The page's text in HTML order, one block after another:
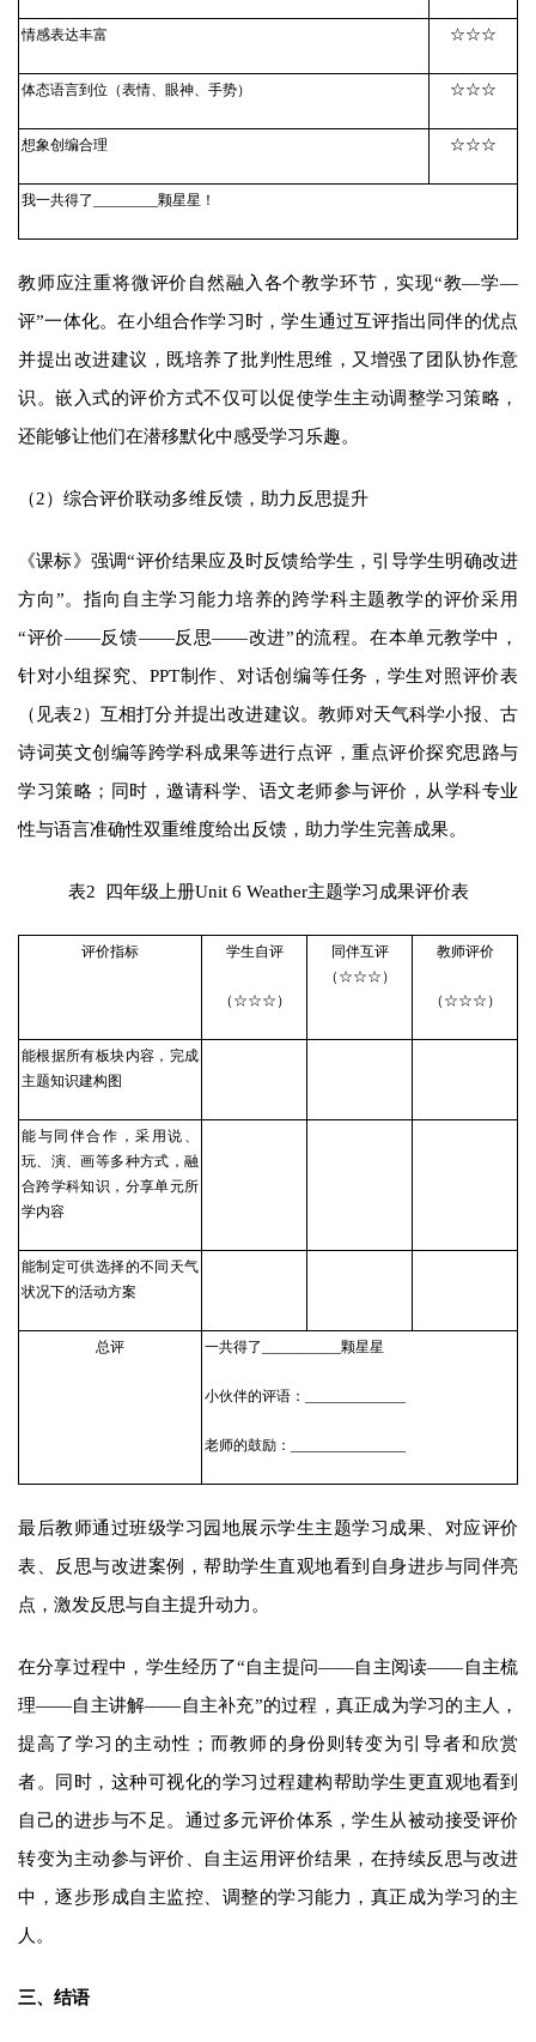
情感表达丰富 ☆☆☆
体态语言到位（表情、眼神、手势） ☆☆☆
想象创编合理 ☆☆☆
我一共得了_________颗星星！
教师应注重将微评价自然融入各个教学环节，实现“教—学—
评”一体化。在小组合作学习时，学生通过互评指出同伴的优点
并提出改进建议，既培养了批判性思维，又增强了团队协作意
识。嵌入式的评价方式不仅可以促使学生主动调整学习策略，
还能够让他们在潜移默化中感受学习乐趣。
（2）综合评价联动多维反馈，助力反思提升
《课标》强调“评价结果应及时反馈给学生，引导学生明确改进
方向”。指向自主学习能力培养的跨学科主题教学的评价采用
“评价——反馈——反思——改进”的流程。在本单元教学中，
针对小组探究、PPT制作、对话创编等任务，学生对照评价表
（见表2）互相打分并提出改进建议。教师对天气科学小报、古
诗词英文创编等跨学科成果等进行点评，重点评价探究思路与
学习策略；同时，邀请科学、语文老师参与评价，从学科专业
性与语言准确性双重维度给出反馈，助力学生完善成果。
表2 四年级上册Unit 6 Weather主题学习成果评价表
评价指标 学生自评
（☆☆☆）
同伴互评
（☆☆☆）
教师评价
（☆☆☆）
能根据所有板块内容，完成
主题知识建构图
能与同伴合作，采用说、
玩、演、画等多种方式，融
合跨学科知识，分享单元所
学内容
能制定可供选择的不同天气
状况下的活动方案
总评 一共得了___________颗星星
小伙伴的评语：______________
老师的鼓励：________________
最后教师通过班级学习园地展示学生主题学习成果、对应评价
表、反思与改进案例，帮助学生直观地看到自身进步与同伴亮
点，激发反思与自主提升动力。
在分享过程中，学生经历了“自主提问——自主阅读——自主梳
理——自主讲解——自主补充”的过程，真正成为学习的主人，
提高了学习的主动性；而教师的身份则转变为引导者和欣赏
者。同时，这种可视化的学习过程建构帮助学生更直观地看到
自己的进步与不足。通过多元评价体系，学生从被动接受评价
转变为主动参与评价、自主运用评价结果，在持续反思与改进
中，逐步形成自主监控、调整的学习能力，真正成为学习的主
人。
三、结语